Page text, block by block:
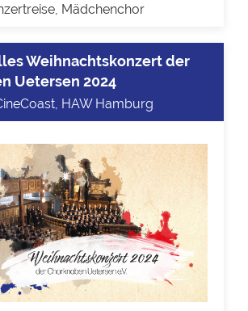
Mädchenchor
Weihnachtskonzert der
Uetersen 2024
HAW Hamburg